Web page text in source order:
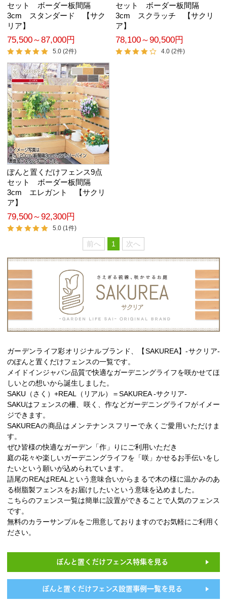
セット ボーダー板間隔
3cm スタンダード 【サク
リア】
75,500～87,000円
5.0 (2件)
セット ボーダー板間隔
3cm スクラッチ 【サクリ
ア】
78,100～90,500円
4.0 (2件)
ぽんと置くだけフェンス9点
セット ボーダー板間隔
3cm エレガント 【サクリ
ア】
79,500～92,300円
5.0 (1件)
前へ 1 次へ
ガーデンライフ彩オリジナルブランド、【SAKUREA】-サクリア-
のぽんと置くだけフェンスの一覧です。
メイドインジャパン品質で快適なガーデニングライフを咲かせてほ
しいとの想いから誕生しました。
SAKU（さく）+REAL（リアル）＝SAKUREA -サクリア-
SAKUはフェンスの柵、咲く、作などガーデニングライフがイメー
ジできます。
SAKUREAの商品はメンテナンスフリーで永くご愛用いただけま
す。
ぜひ皆様の快適なガーデン「作」りにご利用いただき
庭の花々や楽しいガーデニングライフを「咲」かせるお手伝いをし
たいという願いが込められています。
語尾のREAはREALという意味合いからまるで木の様に温かみのあ
る樹脂製フェンスをお届けしたいという意味を込めました。
こちらのフェンス一覧は簡単に設置ができることで人気のフェンス
です。
無料のカラーサンプルをご用意しておりますのでお気軽にご利用く
ださい。
ぽんと置くだけフェンス特集を見る
ぽんと置くだけフェンス設置事例一覧を見る